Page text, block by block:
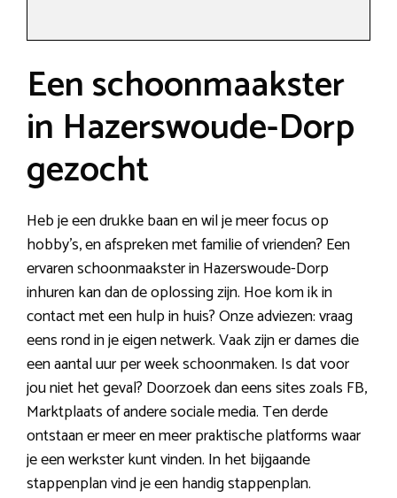
Een schoonmaakster
in Hazerswoude-Dorp
gezocht
Heb je een drukke baan en wil je meer focus op
hobby’s, en afspreken met familie of vrienden? Een
ervaren schoonmaakster in Hazerswoude-Dorp
inhuren kan dan de oplossing zijn. Hoe kom ik in
contact met een hulp in huis? Onze adviezen: vraag
eens rond in je eigen netwerk. Vaak zijn er dames die
een aantal uur per week schoonmaken. Is dat voor
jou niet het geval? Doorzoek dan eens sites zoals FB,
Marktplaats of andere sociale media. Ten derde
ontstaan er meer en meer praktische platforms waar
je een werkster kunt vinden. In het bijgaande
stappenplan vind je een handig stappenplan.